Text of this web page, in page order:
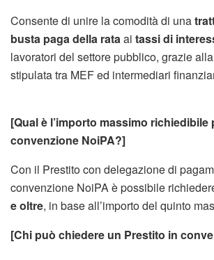
Consente di unire la comodità di una
busta paga della rataai tassi di
lavoratori del settore pubblico, grazie
stipulata tra MEF ed intermediari
[Qual è l’importo massimo richiedibile
convenzione NoiPA?]
Con il Prestito con delegazione di
convenzione NoiPA è possibile
e oltre, in base all’importo del quinto
[Chi può chiedere un Prestito in